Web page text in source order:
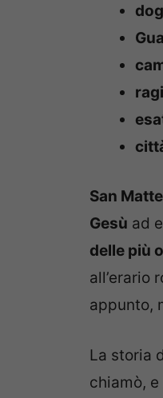
San
Gesù ad
delle più
all’erario
appunto,
La storia
chiamò,